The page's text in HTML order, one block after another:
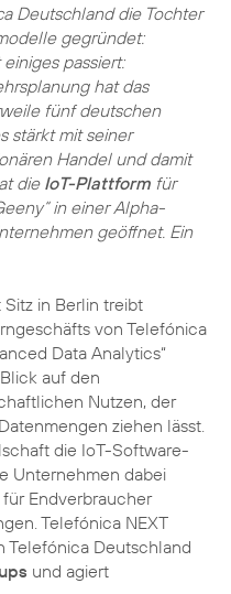
Deutschland die Tochter
gegründet:
passiert:
hat das
fünf deutschen
stärkt mit seiner
Handel und damit
die IoT-Plattform für
in einer Alpha-
geöffnet. Ein
Sitz in Berlin treibt
von Telefónica
Data Analytics“
auf den
Nutzen, der
ziehen lässt.
die IoT-Software-
Unternehmen dabei
Endverbraucher
Telefónica NEXT
Telefónica Deutschland
und agiert